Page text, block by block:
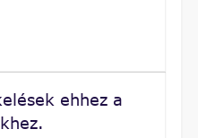
ehhez a